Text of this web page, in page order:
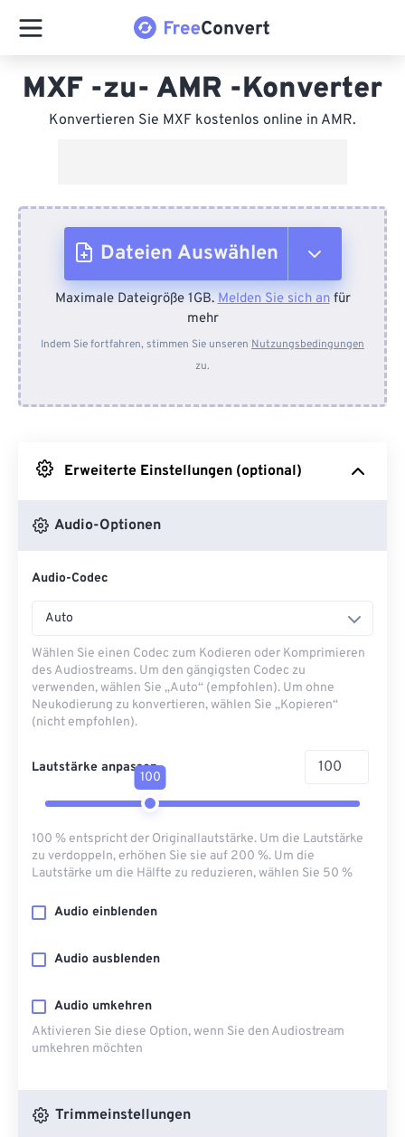
MXF -zu- AMR -Konverter
Konvertieren Sie MXF kostenlos online in AMR.
Dateien Auswählen
Vom Gerät
Von Dropbox
Maximale Dateigröße 1GB.Melden Sie sich anfür
mehr
Indem Sie fortfahren, stimmen Sie unseren Nutzungsbedingungen
zu.
Erweiterte Einstellungen (optional)
Audio-Optionen
Audio-Codec
Auto
Wählen Sie einen Codec zum Kodieren oder Komprimieren
des Audiostreams. Um den gängigsten Codec zu
verwenden, wählen Sie „Auto“ (empfohlen). Um ohne
Neukodierung zu konvertieren, wählen Sie „Kopieren“
(nicht empfohlen).
Lautstärke anpassen
100
100 % entspricht der Originallautstärke. Um die Lautstärke
zu verdoppeln, erhöhen Sie sie auf 200 %. Um die
Lautstärke um die Hälfte zu reduzieren, wählen Sie 50 %
Audio einblenden
Audio ausblenden
Audio umkehren
Aktivieren Sie diese Option, wenn Sie den Audiostream
umkehren möchten
Trimmeinstellungen